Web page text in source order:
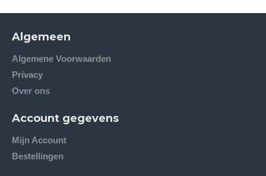
Algemeen
Algemene Voorwaarden
Privacy
Over ons
Account gegevens
Mijn Account
Bestellingen